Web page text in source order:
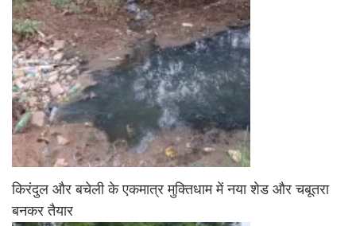
किरंदुल और बचेली के एकमात्र मुक्तिधाम में नया शेड और चबूतरा
बनकर तैयार